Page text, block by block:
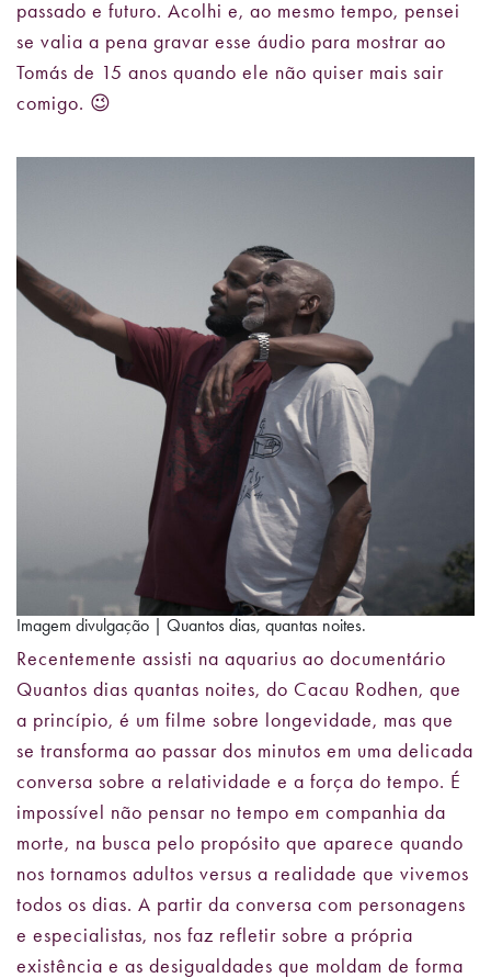
passado e futuro. Acolhi e, ao mesmo tempo, pensei
se valia a pena gravar esse áudio para mostrar ao
Tomás de 15 anos quando ele não quiser mais sair
comigo. 😉
Imagem divulgação | Quantos dias, quantas noites.
Recentemente assisti na aquarius ao documentário
Quantos dias quantas noites, do Cacau Rodhen, que
a princípio, é um filme sobre longevidade, mas que
se transforma ao passar dos minutos em uma delicada
conversa sobre a relatividade e a força do tempo. É
impossível não pensar no tempo em companhia da
morte, na busca pelo propósito que aparece quando
nos tornamos adultos versus a realidade que vivemos
todos os dias. A partir da conversa com personagens
e especialistas, nos faz refletir sobre a própria
existência e as desigualdades que moldam de forma